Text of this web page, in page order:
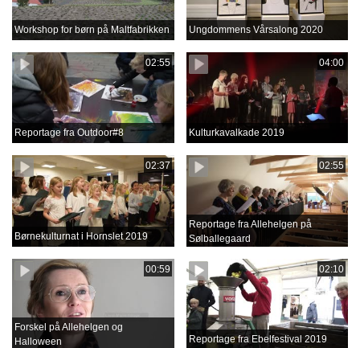
Workshop for børn på Maltfabrikken Ungdommens Vårsalong 2020
02:55
Reportage fra Outdoor#8
04:00
Kulturkavalkade 2019
02:37
Børnekulturnat i Hornslet 2019
02:55
Reportage fra Allehelgen på
Sølballegaard
00:59
Forskel på Allehelgen og
Halloween
02:10
Reportage fra Ebelfestival 2019